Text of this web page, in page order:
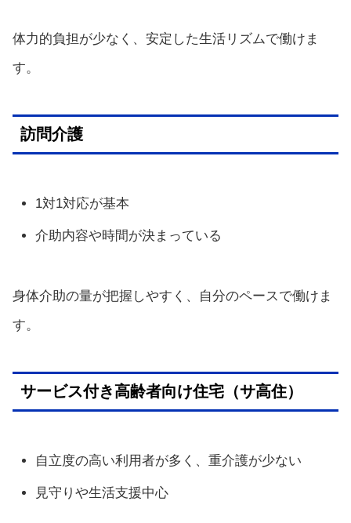
体力的負担が少なく、安定した生活リズムで働けま
す。
訪問介護
1対1対応が基本
介助内容や時間が決まっている
身体介助の量が把握しやすく、自分のペースで働けま
す。
サービス付き高齢者向け住宅（サ高住）
自立度の高い利用者が多く、重介護が少ない
見守りや生活支援中心